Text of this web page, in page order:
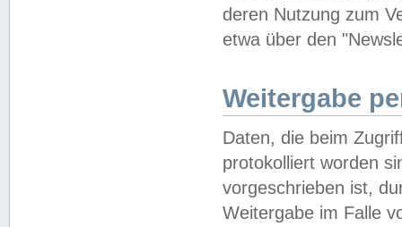
deren Nutzung zum
etwa über den
Weitergabe
Daten, die beim
protokolliert worden
vorgeschrieben ist,
Weitergabe im Falle